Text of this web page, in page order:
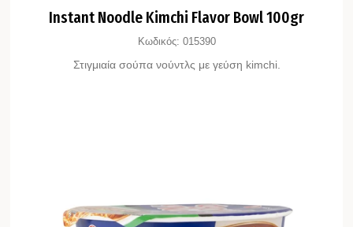
Instant Noodle Kimchi Flavor Bowl 100gr
Κωδικός: 015390
Στιγμιαία σούπα νούντλς με γεύση kimchi.